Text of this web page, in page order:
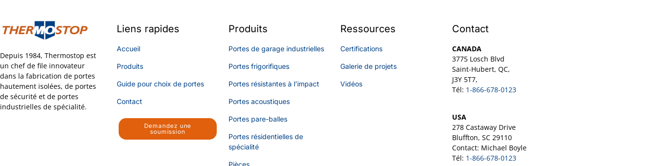
Depuis 1984, Thermostop est
un chef de file innovateur
dans la fabrication de portes
hautement isolées, de portes
de sécurité et de portes
industrielles de spécialité.
Liens rapides
Accueil
Produits
Guide pour choix de portes
Contact
Demandez une
soumission
Produits
Portes de garage industrielles
Portes frigorifiques
Portes résistantes à l’impact
Portes acoustiques
Portes pare-balles
Portes résidentielles de
spécialité
Ressources
Certifications
Galerie de projets
Vidéos
Contact
CANADA
3775 Losch Blvd
Saint-Hubert, QC,
J3Y 5T7,
Tél: 1-866-678-0123
USA
278 Castaway Drive
Bluffton, SC 29110
Contact: Michael Boyle
Tél: 1-866-678-0123